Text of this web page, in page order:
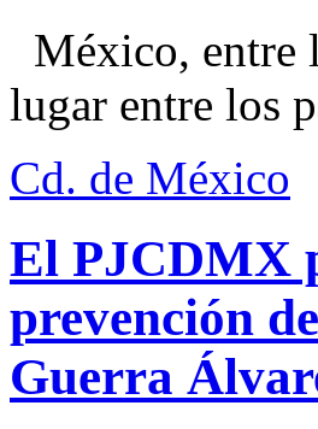
México, entre
lugar entre los
Cd. de México
El PJCDMX
prevención
Guerra